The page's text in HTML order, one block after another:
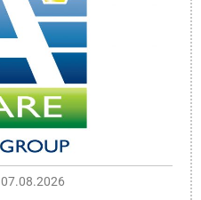
07.08.2026